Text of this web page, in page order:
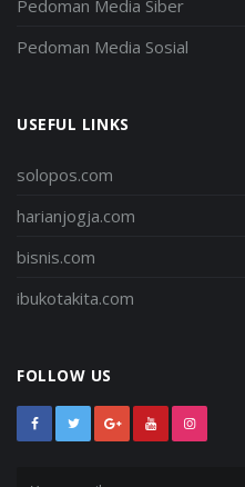
Pedoman Media Siber
Pedoman Media Sosial
USEFUL LINKS
solopos.com
harianjogja.com
bisnis.com
ibukotakita.com
FOLLOW US